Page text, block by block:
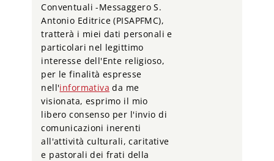
Conventuali -Messaggero S.
Antonio Editrice (PISAPFMC),
tratterà i miei dati personali e
particolari nel legittimo
interesse dell'Ente religioso,
per le finalità espresse
nell'informativa da me
visionata, esprimo il mio
libero consenso per l'invio di
comunicazioni inerenti
all'attività culturali, caritative
e pastorali dei frati della